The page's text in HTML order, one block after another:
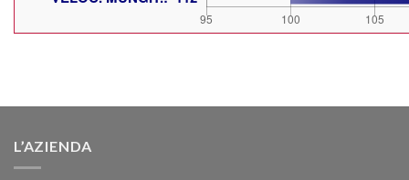
L’AZIENDA